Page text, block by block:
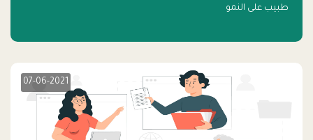
طبيب على النمو
07-06-2021